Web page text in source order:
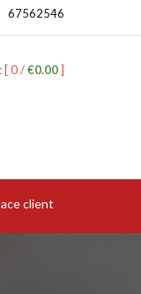
67562546
[ 0 /€0.00]
client